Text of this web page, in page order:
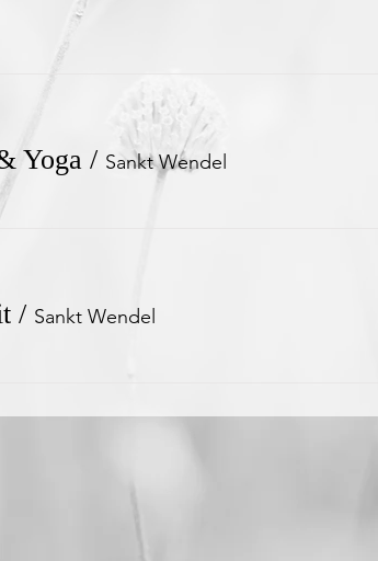
Yoga / Sankt Wendel
/ Sankt Wendel